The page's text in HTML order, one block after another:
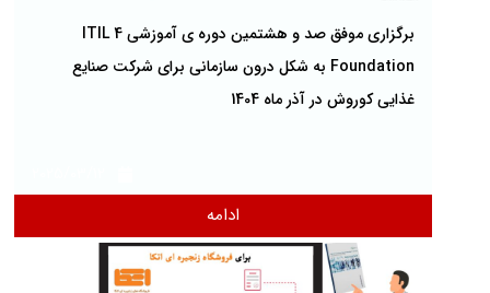
برگزاری موفق صد و هشتمین دوره ی آموزشی ITIL 4
Foundation به شکل درون سازمانی برای شرکت صنایع
غذایی کوروش در آذر ماه 1404
ادامه